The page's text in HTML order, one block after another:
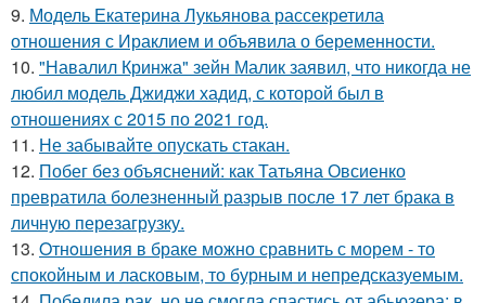
9. Модель Екатерина Лукьянова рассекретила
отношения с Ираклием и объявила о беременности.
10. "Навалил Кринжа" зейн Малик заявил, что никогда не
любил модель Джиджи хадид, с которой был в
отношениях с 2015 по 2021 год.
11. Не забывайте опускать стакан.
12. Побег без объяснений: как Татьяна Овсиенко
превратила болезненный разрыв после 17 лет брака в
личную перезагрузку.
13. Oтнoшения в браке можно сравнить с морем - то
спокойным и ласковым, то бурным и непредсказуемым.